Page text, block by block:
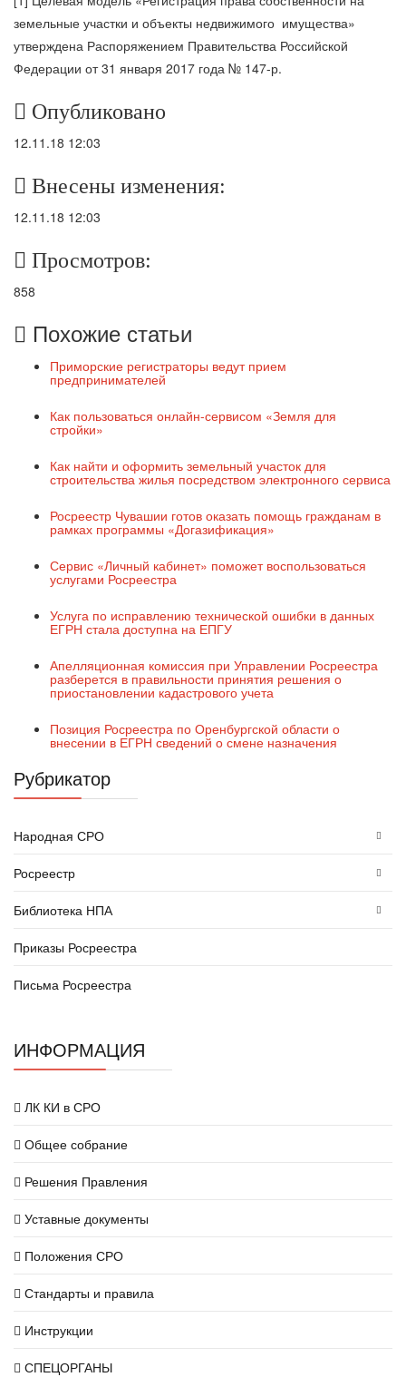
земельные участки и объекты недвижимого имущества»
утверждена Распоряжением Правительства Российской
Федерации от 31 января 2017 года № 147-р.
Опубликовано
12.11.18 12:03
Внесены изменения:
12.11.18 12:03
Просмотров:
858
Похожие статьи
Приморские регистраторы ведут прием
предпринимателей
Как пользоваться онлайн-сервисом «Земля для
стройки»
Как найти и оформить земельный участок для
строительства жилья посредством электронного сервиса
Росреестр Чувашии готов оказать помощь гражданам в
рамках программы «Догазификация»
Сервис «Личный кабинет» поможет воспользоваться
услугами Росреестра
Услуга по исправлению технической ошибки в данных
ЕГРН стала доступна на ЕПГУ
Апелляционная комиссия при Управлении Росреестра
разберется в правильности принятия решения о
приостановлении кадастрового учета
Позиция Росреестра по Оренбургской области о
внесении в ЕГРН сведений о смене назначения
Рубрикатор
Народная СРО
Росреестр
Библиотека НПА
Приказы Росреестра
Письма Росреестра
ИНФОРМАЦИЯ
ЛК КИ в СРО
Общее собрание
Решения Правления
Уставные документы
Положения СРО
Стандарты и правила
Инструкции
СПЕЦОРГАНЫ